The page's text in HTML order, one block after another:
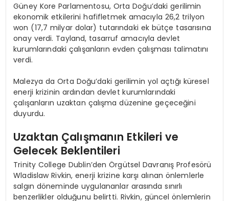
Güney Kore Parlamentosu, Orta Doğu’daki gerilimin
ekonomik etkilerini hafifletmek amacıyla 26,2 trilyon
won (17,7 milyar dolar) tutarındaki ek bütçe tasarısına
onay verdi. Tayland, tasarruf amacıyla devlet
kurumlarındaki çalışanların evden çalışması talimatını
verdi.
Malezya da Orta Doğu’daki gerilimin yol açtığı küresel
enerji krizinin ardından devlet kurumlarındaki
çalışanların uzaktan çalışma düzenine geçeceğini
duyurdu.
Uzaktan Çalışmanın Etkileri ve
Gelecek Beklentileri
Trinity College Dublin’den Örgütsel Davranış Profesörü
Wladislaw Rivkin, enerji krizine karşı alınan önlemlerle
salgın döneminde uygulananlar arasında sınırlı
benzerlikler olduğunu belirtti. Rivkin, güncel önlemlerin